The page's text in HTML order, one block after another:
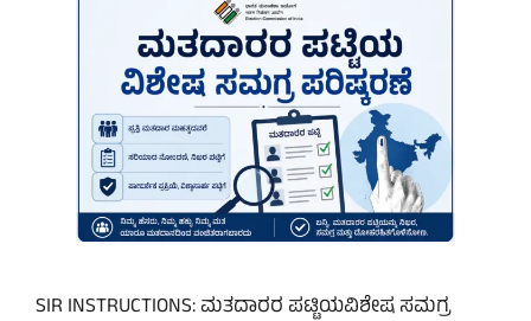
SIR INSTRUCTIONS: ಮತದಾರರ ಪಟ್ಟಿಯವಿಶೇಷ ಸಮಗ್ರ